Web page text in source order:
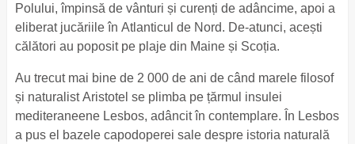
Polului, împinsă de vânturi și curenți de adâncime, apoi a
eliberat jucăriile în Atlanticul de Nord. De-atunci, acești
călători au poposit pe plaje din Maine și Scoția.
Au trecut mai bine de 2 000 de ani de când marele filosof
și naturalist Aristotel se plimba pe țărmul insulei
mediteraneene Lesbos, adâncit în contemplare. În Lesbos
a pus el bazele capodoperei sale despre istoria naturală